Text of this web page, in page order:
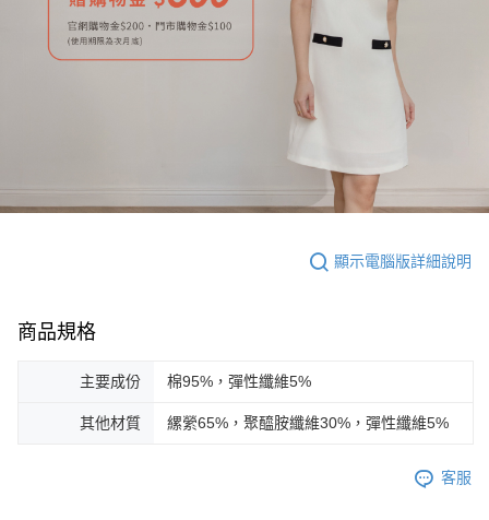
顯示電腦版詳細說明
商品規格
主要成份 棉95%，彈性纖維5%
其他材質 縲縈65%，聚醯胺纖維30%，彈性纖維5%
客服